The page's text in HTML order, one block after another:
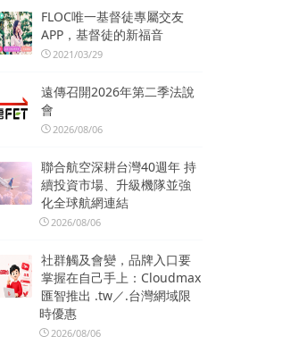
FLOC唯一基督徒專屬交友
APP，基督徒的新福音
2021/03/29
遠傳召開2026年第二季法說
會
2026/08/06
聯合航空深耕台灣40週年 持
續投資市場、升級機隊並強
化全球航網連結
2026/08/06
社群觸及會變，品牌入口要
掌握在自己手上：Cloudmax
匯智推出 .tw／.台灣網域限
時優惠
2026/08/06